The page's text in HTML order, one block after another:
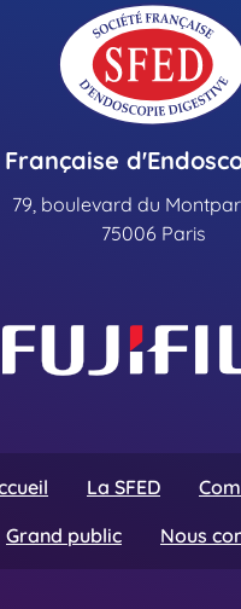
79, boulevard du
75006 Paris
La SFED
Grand public
Nous